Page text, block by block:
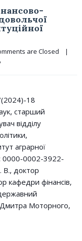
are Closed
|
18
старший
відділу
аграрної
0000-0002-3922-
В., доктор
кафедри фінансів,
Дмитра Моторного,